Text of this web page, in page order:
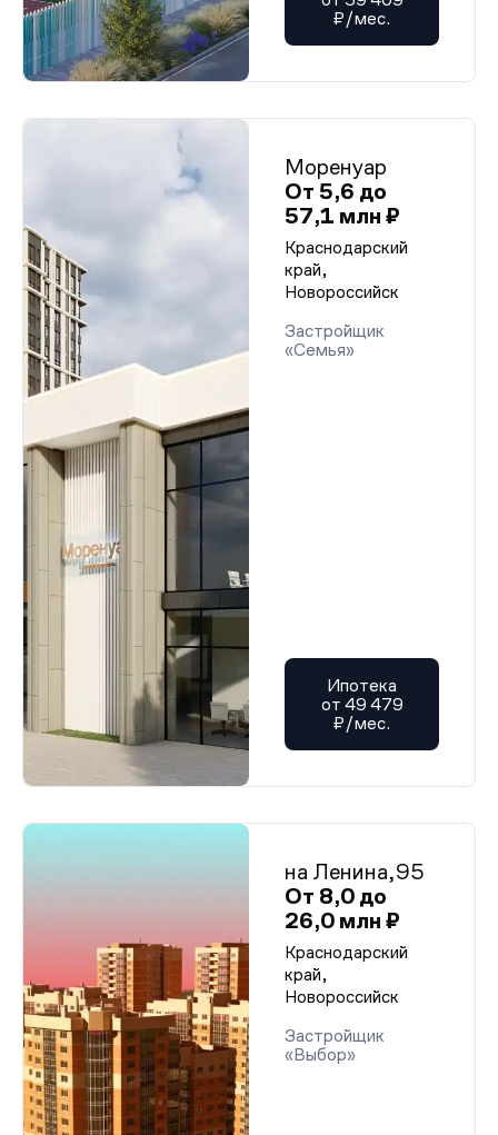
₽/мес.
Моренуар
От 5,6 до
57,1 млн ₽
Краснодарский
край,
Новороссийск
Застройщик
«Семья»
Ипотека
от 49 479
₽/мес.
на Ленина,95
От 8,0 до
26,0 млн ₽
Краснодарский
край,
Новороссийск
Застройщик
«Выбор»